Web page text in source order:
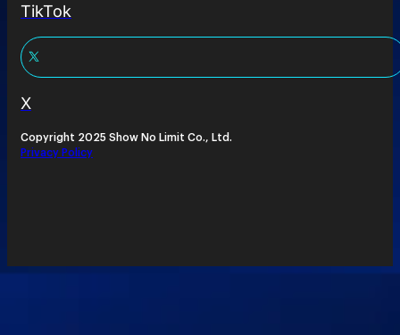
TikTok
X
Copyright 2025 Show No Limit Co., Ltd.
Privacy Policy